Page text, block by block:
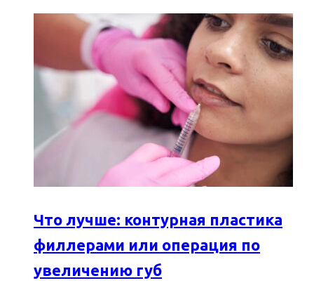
Что лучше: контурная пластика
филлерами или операция по
увеличению губ